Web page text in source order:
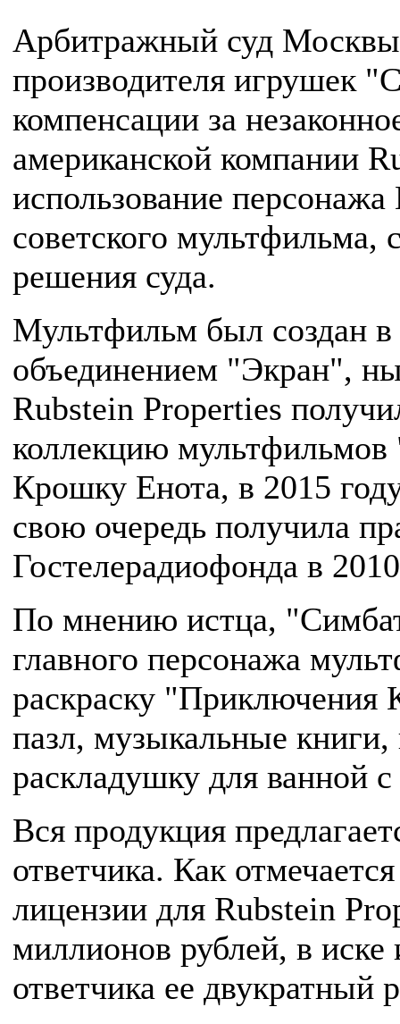
Арбитражный суд Москвы
производителя игрушек
компенсации за
американской компании
использование
советского мультфильма,
решения суда.
Мультфильм был создан в
объединением "Экран",
Rubstein Properties
коллекцию
Крошку Енота, в 2015
свою очередь получила
Гостелерадиофонда в
По мнению истца,
главного персонажа
раскраску
пазл, музыкальные
раскладушку для ванной
Вся продукция
ответчика. Как
лицензии для Rubstein
миллионов рублей, в иске
ответчика ее двукратный